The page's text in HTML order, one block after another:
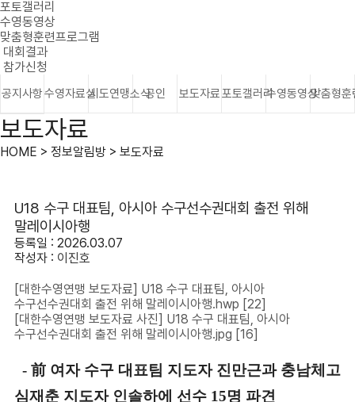
포토갤러리
수영동영상
맞춤형훈련프로그램
대회결과
참가신청
공지사항수영자료실시도연맹소식공인 보도자료포토갤러리수영동영상맞춤형훈
보도자료
HOME > 정보알림방 > 보도자료
U18 수구 대표팀, 아시아 수구선수권대회 출전 위해
말레이시아행
등록일 : 2026.03.07
작성자 : 이진호
[대한수영연맹 보도자료] U18 수구 대표팀, 아시아
수구선수권대회 출전 위해 말레이시아행.hwp [22]
[대한수영연맹 보도자료 사진] U18 수구 대표팀, 아시아
수구선수권대회 출전 위해 말레이시아행.jpg [16]
- 前 여자 수구 대표팀 지도자 진만근과 충남체고
심재춘 지도자 인솔하에 선수 15명 파견